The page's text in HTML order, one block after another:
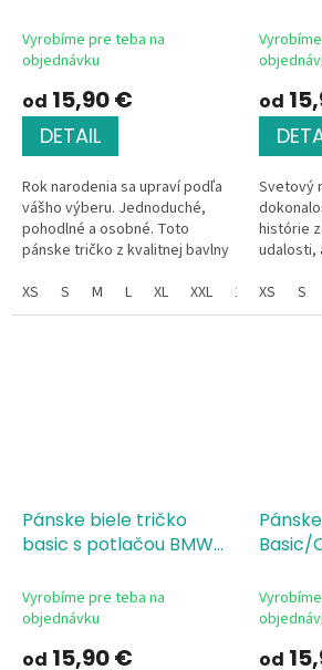
Vyrobíme pre teba na
objednávku
od 15,90 €
DETAIL
Rok narodenia sa upraví podľa
vášho výberu. Jednoduché,
pohodlné a osobné. Toto
pánske tričko z kvalitnej bavlny
každého šatníka. Skvele sa
hodí...
XS S M L XL XXL 134 146
born
od
Svetový
histórie
udalosti,
skutočnú
XS S
Pánske biele tričko
basic s potlačou BMW
Vyrobíme pre teba na
objednávku
od 15,90 €
Basic/
Jersey,
od